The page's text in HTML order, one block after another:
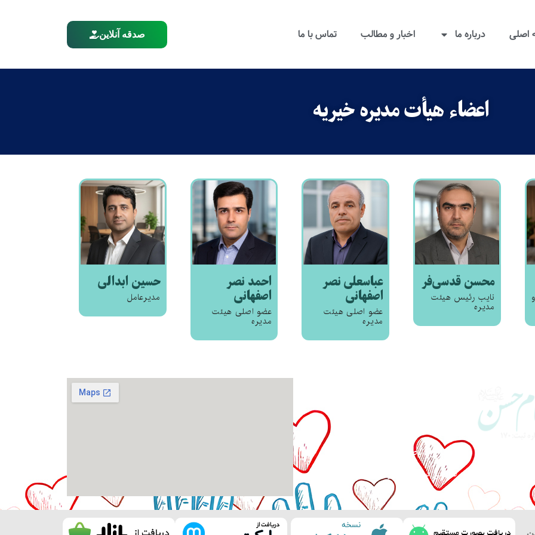
اصلی درباره ما اخبار و مطالب تماس با ما صدقه آنلاین
اعضاء هیأت مدیره خیریه
محسن قدسی‌فر
نایب رئیس هیئت
مدیره
عباسعلی نصر
اصفهانی
عضو اصلی هیئت
مدیره
احمد نصر
اصفهانی
عضو اصلی هیئت
مدیره
حسین ابدالی
مدیرعامل
شماره حساب ها
همکاری داوطلبانه
طراحی سایت: کوثرگرافیک